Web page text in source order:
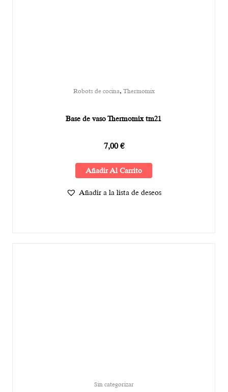
Robots de cocina, Thermomix
Base de vaso Thermomix tm21
7,00€
Añadir Al Carrito
Añadir a la lista de deseos
Sin categorizar